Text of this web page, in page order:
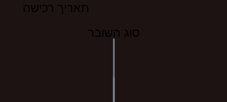
תאריך רכישה
סוג השובר